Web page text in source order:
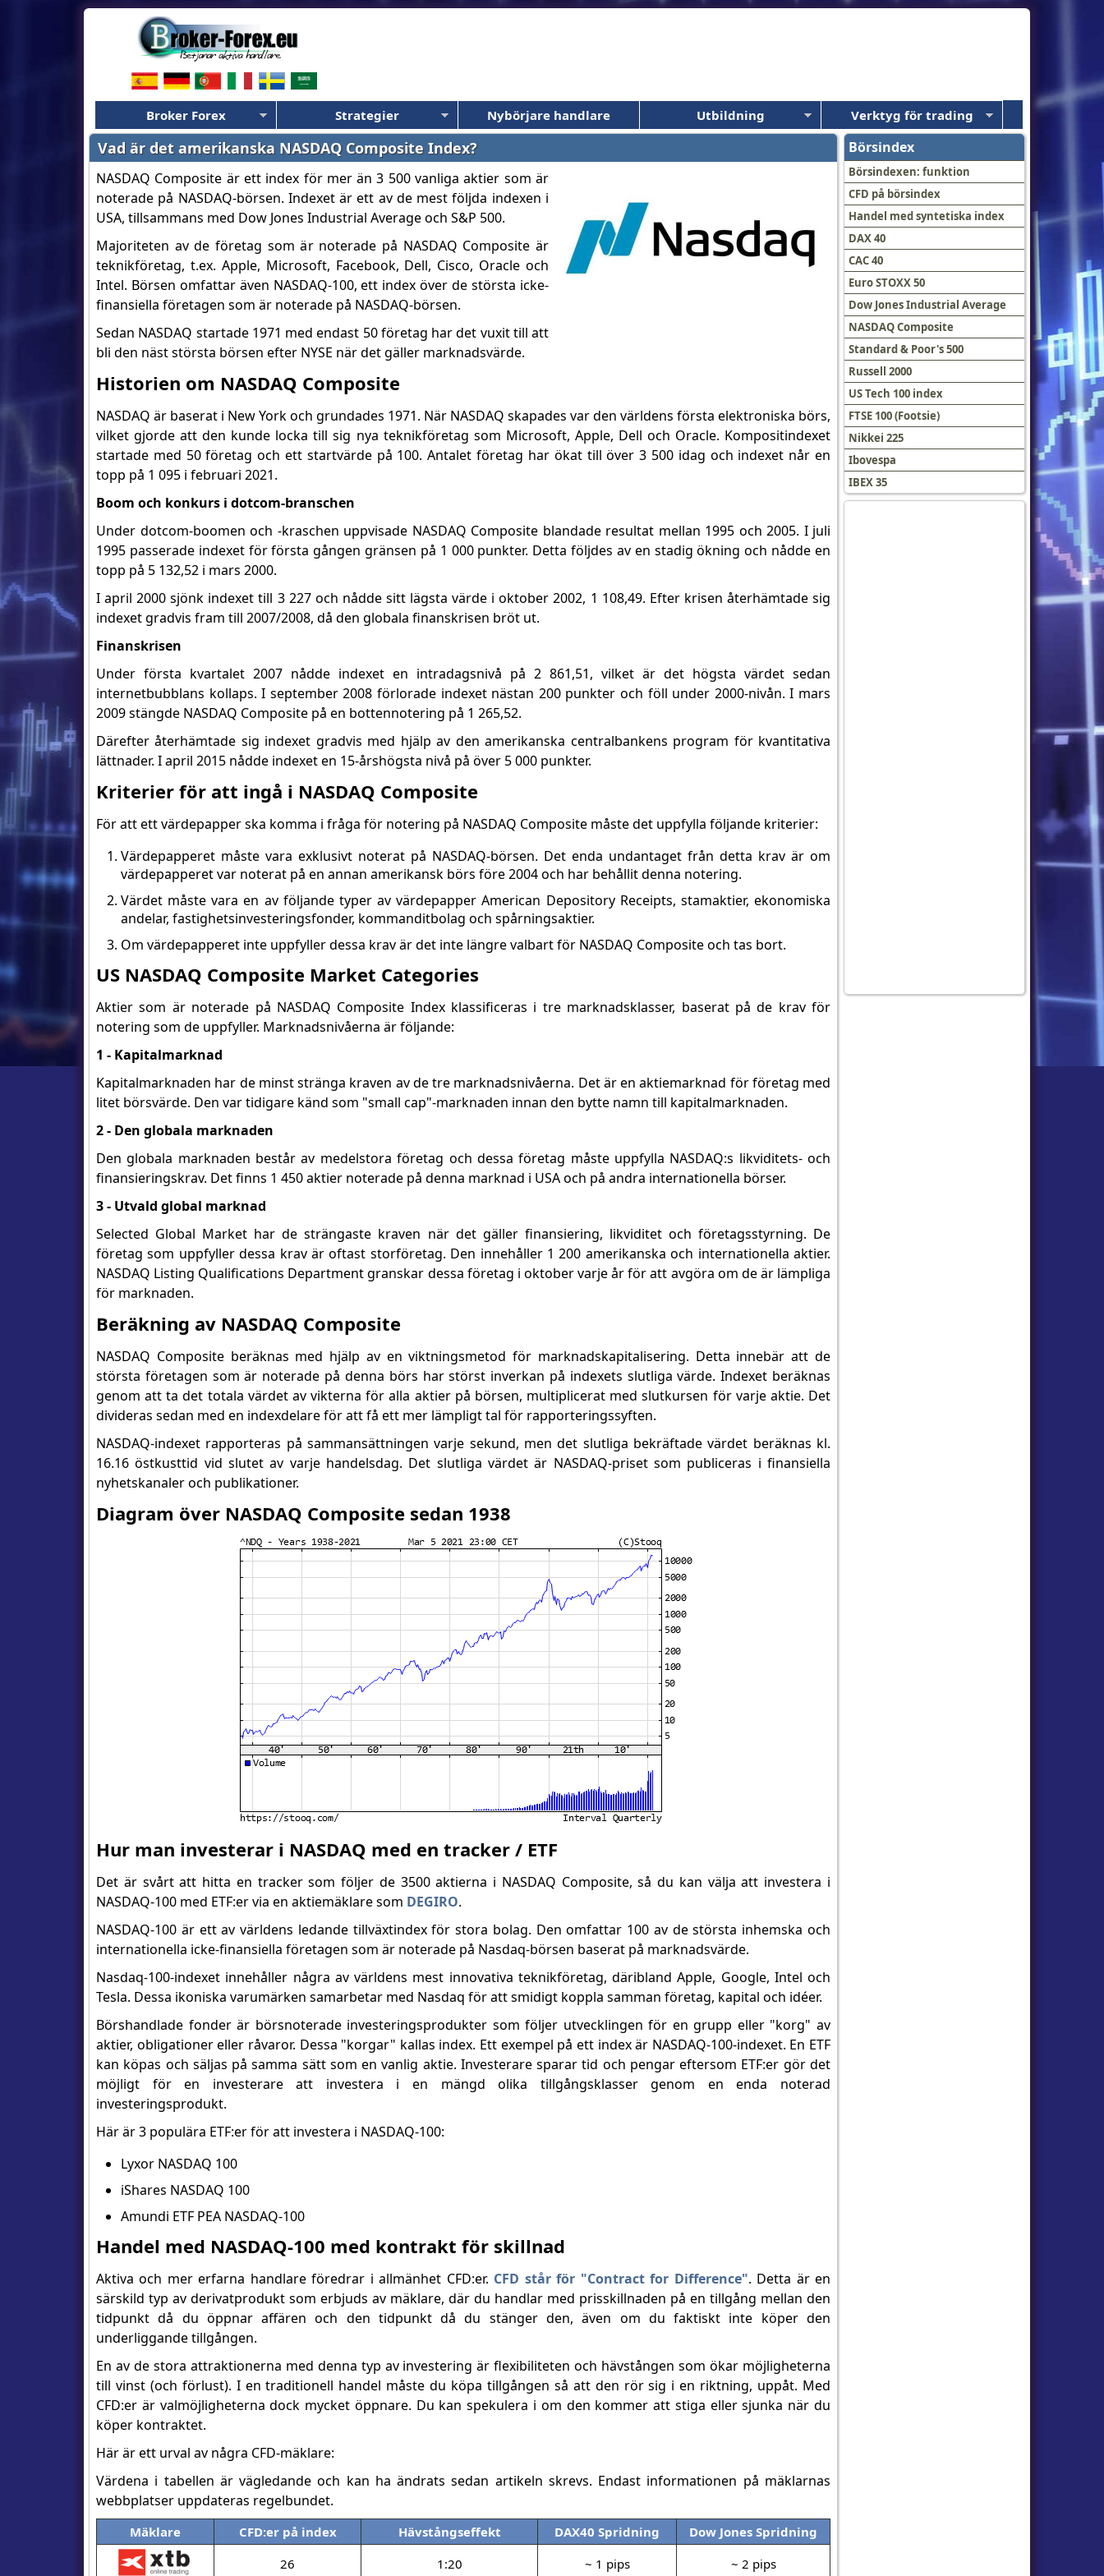
Broker Forex Strategier Nybörjare handlare Utbildning Verktyg för trading
Börsindex
Börsindexen: funktion
CFD på börsindex
Handel med syntetiska index
DAX 40
CAC 40
Euro STOXX 50
Dow Jones Industrial Average
NASDAQ Composite
Standard & Poor's 500
Russell 2000
US Tech 100 index
FTSE 100 (Footsie)
Nikkei 225
Ibovespa
IBEX 35
Vad är det amerikanska NASDAQ Composite Index?
NASDAQ Composite är ett index för mer än 3 500 vanliga aktier som är
noterade på NASDAQ-börsen. Indexet är ett av de mest följda indexen i
USA, tillsammans med Dow Jones Industrial Average och S&P 500.
Majoriteten av de företag som är noterade på NASDAQ Composite är
teknikföretag, t.ex. Apple, Microsoft, Facebook, Dell, Cisco, Oracle och
Intel. Börsen omfattar även NASDAQ-100, ett index över de största icke-
finansiella företagen som är noterade på NASDAQ-börsen.
Sedan NASDAQ startade 1971 med endast 50 företag har det vuxit till att
bli den näst största börsen efter NYSE när det gäller marknadsvärde.
Historien om NASDAQ Composite
NASDAQ är baserat i New York och grundades 1971. När NASDAQ skapades var den världens första elektroniska börs,
vilket gjorde att den kunde locka till sig nya teknikföretag som Microsoft, Apple, Dell och Oracle. Kompositindexet
startade med 50 företag och ett startvärde på 100. Antalet företag har ökat till över 3 500 idag och indexet når en
topp på 1 095 i februari 2021.
Boom och konkurs i dotcom-branschen
Under dotcom-boomen och -kraschen uppvisade NASDAQ Composite blandade resultat mellan 1995 och 2005. I juli
1995 passerade indexet för första gången gränsen på 1 000 punkter. Detta följdes av en stadig ökning och nådde en
topp på 5 132,52 i mars 2000.
I april 2000 sjönk indexet till 3 227 och nådde sitt lägsta värde i oktober 2002, 1 108,49. Efter krisen återhämtade sig
indexet gradvis fram till 2007/2008, då den globala finanskrisen bröt ut.
Finanskrisen
Under första kvartalet 2007 nådde indexet en intradagsnivå på 2 861,51, vilket är det högsta värdet sedan
internetbubblans kollaps. I september 2008 förlorade indexet nästan 200 punkter och föll under 2000-nivån. I mars
2009 stängde NASDAQ Composite på en bottennotering på 1 265,52.
Därefter återhämtade sig indexet gradvis med hjälp av den amerikanska centralbankens program för kvantitativa
lättnader. I april 2015 nådde indexet en 15-årshögsta nivå på över 5 000 punkter.
Kriterier för att ingå i NASDAQ Composite
För att ett värdepapper ska komma i fråga för notering på NASDAQ Composite måste det uppfylla följande kriterier:
Värdepapperet måste vara exklusivt noterat på NASDAQ-börsen. Det enda undantaget från detta krav är om
värdepapperet var noterat på en annan amerikansk börs före 2004 och har behållit denna notering.
Värdet måste vara en av följande typer av värdepapper American Depository Receipts, stamaktier, ekonomiska
andelar, fastighetsinvesteringsfonder, kommanditbolag och spårningsaktier.
Om värdepapperet inte uppfyller dessa krav är det inte längre valbart för NASDAQ Composite och tas bort.
US NASDAQ Composite Market Categories
Aktier som är noterade på NASDAQ Composite Index klassificeras i tre marknadsklasser, baserat på de krav för
notering som de uppfyller. Marknadsnivåerna är följande:
1 - Kapitalmarknad
Kapitalmarknaden har de minst stränga kraven av de tre marknadsnivåerna. Det är en aktiemarknad för företag med
litet börsvärde. Den var tidigare känd som "small cap"-marknaden innan den bytte namn till kapitalmarknaden.
2 - Den globala marknaden
Den globala marknaden består av medelstora företag och dessa företag måste uppfylla NASDAQ:s likviditets- och
finansieringskrav. Det finns 1 450 aktier noterade på denna marknad i USA och på andra internationella börser.
3 - Utvald global marknad
Selected Global Market har de strängaste kraven när det gäller finansiering, likviditet och företagsstyrning. De
företag som uppfyller dessa krav är oftast storföretag. Den innehåller 1 200 amerikanska och internationella aktier.
NASDAQ Listing Qualifications Department granskar dessa företag i oktober varje år för att avgöra om de är lämpliga
för marknaden.
Beräkning av NASDAQ Composite
NASDAQ Composite beräknas med hjälp av en viktningsmetod för marknadskapitalisering. Detta innebär att de
största företagen som är noterade på denna börs har störst inverkan på indexets slutliga värde. Indexet beräknas
genom att ta det totala värdet av vikterna för alla aktier på börsen, multiplicerat med slutkursen för varje aktie. Det
divideras sedan med en indexdelare för att få ett mer lämpligt tal för rapporteringssyften.
NASDAQ-indexet rapporteras på sammansättningen varje sekund, men det slutliga bekräftade värdet beräknas kl.
16.16 östkusttid vid slutet av varje handelsdag. Det slutliga värdet är NASDAQ-priset som publiceras i finansiella
nyhetskanaler och publikationer.
Diagram över NASDAQ Composite sedan 1938
Hur man investerar i NASDAQ med en tracker / ETF
Det är svårt att hitta en tracker som följer de 3500 aktierna i NASDAQ Composite, så du kan välja att investera i
NASDAQ-100 med ETF:er via en aktiemäklare som DEGIRO.
NASDAQ-100 är ett av världens ledande tillväxtindex för stora bolag. Den omfattar 100 av de största inhemska och
internationella icke-finansiella företagen som är noterade på Nasdaq-börsen baserat på marknadsvärde.
Nasdaq-100-indexet innehåller några av världens mest innovativa teknikföretag, däribland Apple, Google, Intel och
Tesla. Dessa ikoniska varumärken samarbetar med Nasdaq för att smidigt koppla samman företag, kapital och idéer.
Börshandlade fonder är börsnoterade investeringsprodukter som följer utvecklingen för en grupp eller "korg" av
aktier, obligationer eller råvaror. Dessa "korgar" kallas index. Ett exempel på ett index är NASDAQ-100-indexet. En ETF
kan köpas och säljas på samma sätt som en vanlig aktie. Investerare sparar tid och pengar eftersom ETF:er gör det
möjligt för en investerare att investera i en mängd olika tillgångsklasser genom en enda noterad
investeringsprodukt.
Här är 3 populära ETF:er för att investera i NASDAQ-100:
Lyxor NASDAQ 100
iShares NASDAQ 100
Amundi ETF PEA NASDAQ-100
Handel med NASDAQ-100 med kontrakt för skillnad
Aktiva och mer erfarna handlare föredrar i allmänhet CFD:er. CFD står för "Contract for Difference". Detta är en
särskild typ av derivatprodukt som erbjuds av mäklare, där du handlar med prisskillnaden på en tillgång mellan den
tidpunkt då du öppnar affären och den tidpunkt då du stänger den, även om du faktiskt inte köper den
underliggande tillgången.
En av de stora attraktionerna med denna typ av investering är flexibiliteten och hävstången som ökar möjligheterna
till vinst (och förlust). I en traditionell handel måste du köpa tillgången så att den rör sig i en riktning, uppåt. Med
CFD:er är valmöjligheterna dock mycket öppnare. Du kan spekulera i om den kommer att stiga eller sjunka när du
köper kontraktet.
Här är ett urval av några CFD-mäklare:
Värdena i tabellen är vägledande och kan ha ändrats sedan artikeln skrevs. Endast informationen på mäklarnas
webbplatser uppdateras regelbundet.
Mäklare CFD:er på index Hävstångseffekt DAX40 Spridning
Dow Jones Spridning
26
1:20 ~ 1 pips ~ 2 pips